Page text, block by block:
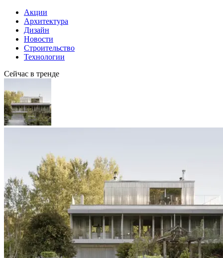
Акции
Архитектура
Дизайн
Новости
Строительство
Технологии
Сейчас в тренде